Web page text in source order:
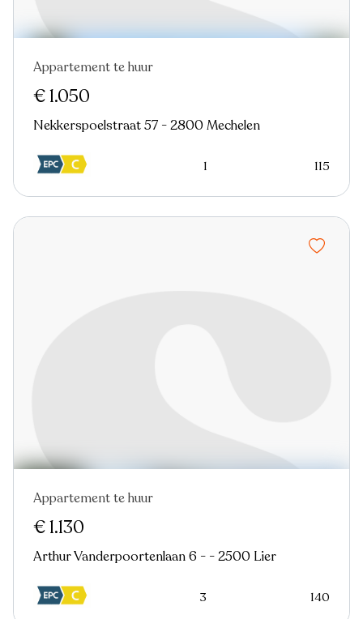
Nieuw
Appartement te huur
€ 1.050
Nekkerspoelstraat 57 - 2800 Mechelen
1 115
Nieuw
Appartement te huur
€ 1.130
Arthur Vanderpoortenlaan 6 - - 2500 Lier
3 140